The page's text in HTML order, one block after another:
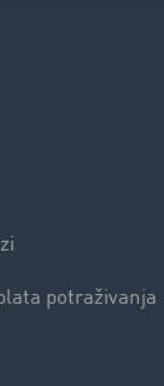
potraživanja